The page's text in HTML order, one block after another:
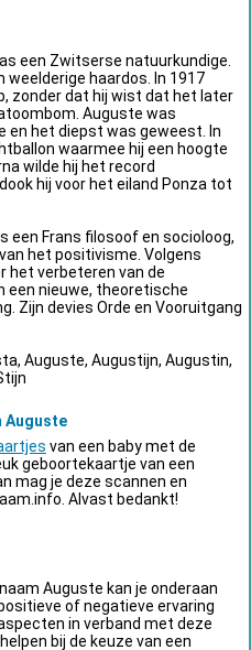
een Zwitserse natuurkundige.
haardos. In 1917
zonder dat hij wist dat het later
Auguste was
en het diepst was geweest. In
waarmee hij een hoogte
wilde hij het record
hij voor het eiland Ponza tot
een Frans filosoof en socioloog,
het positivisme. Volgens
het verbeteren van de
een nieuwe, theoretische
Zijn devies Orde en Vooruitgang
Auguste, Augustijn, Augustin,
Auguste
van een baby met de
geboortekaartje van een
mag je deze scannen en
. Alvast bedankt!
Auguste kan je onderaan
of negatieve ervaring
in verband met deze
bij de keuze van een